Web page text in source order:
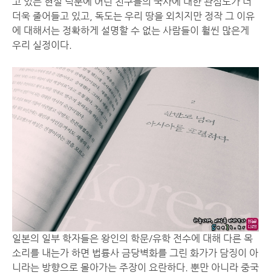
더욱 줄어들고 있고, 독도는 우리 땅을 외치지만 정작 그 이유
에 대해서는 정확하게 설명할 수 없는 사람들이 훨씬 많은게
우리 실정이다.
일본의 일부 학자들은 왕인의 학문/유학 전수에 대해 다른 목
소리를 내는가 하면 법륭사 금당벽화를 그린 화가가 담징이 아
니라는 방향으로 몰아가는 주장이 요란하다. 뿐만 아니라 중국